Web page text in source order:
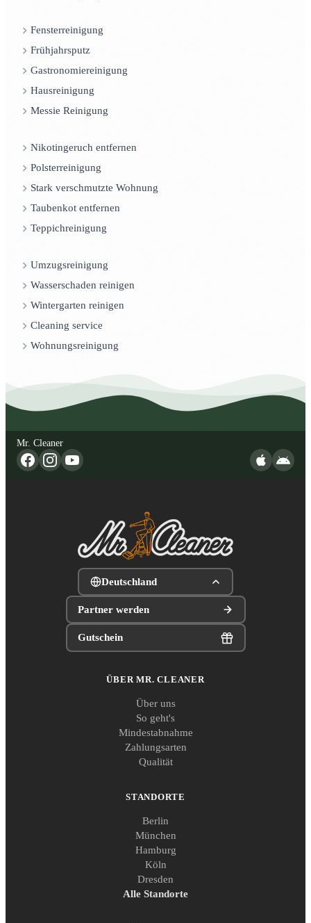
Fensterreinigung
Frühjahrsputz
Gastronomiereinigung
Hausreinigung
Messie Reinigung
Nikotingeruch entfernen
Polsterreinigung
Stark verschmutzte Wohnung
Taubenkot entfernen
Teppichreinigung
Umzugsreinigung
Wasserschaden reinigen
Wintergarten reinigen
Cleaning service
Wohnungsreinigung
Mr. Cleaner
Deutschland
Partner werden
Gutschein
ÜBER MR. CLEANER
Über uns
So geht's
Mindestabnahme
Zahlungsarten
Qualität
STANDORTE
Berlin
München
Hamburg
Köln
Dresden
Alle Standorte